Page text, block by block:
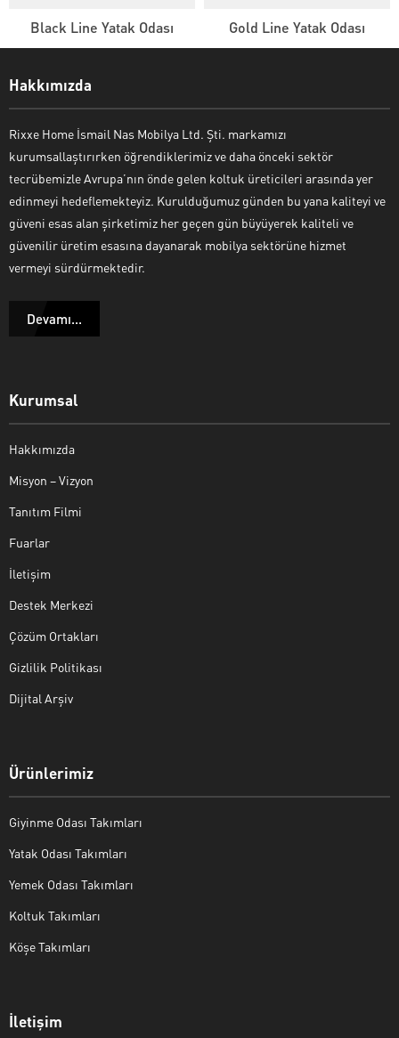
Black Line Yatak Odası Gold Line Yatak Odası
Hakkımızda
Rixxe Home İsmail Nas Mobilya Ltd. Şti. markamızı
kurumsallaştırırken öğrendiklerimiz ve daha önceki sektör
tecrübemizle Avrupa’nın önde gelen koltuk üreticileri arasında yer
edinmeyi hedeflemekteyiz. Kurulduğumuz günden bu yana kaliteyi ve
güveni esas alan şirketimiz her geçen gün büyüyerek kaliteli ve
güvenilir üretim esasına dayanarak mobilya sektörüne hizmet
vermeyi sürdürmektedir.
Devamı...
Kurumsal
Hakkımızda
Misyon – Vizyon
Tanıtım Filmi
Fuarlar
İletişim
Destek Merkezi
Çözüm Ortakları
Gizlilik Politikası
Dijital Arşiv
Ürünlerimiz
Giyinme Odası Takımları
Yatak Odası Takımları
Yemek Odası Takımları
Koltuk Takımları
Köşe Takımları
İletişim